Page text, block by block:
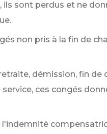
sont perdus et ne
non pris à la fin de
démission, fin de
ces congés